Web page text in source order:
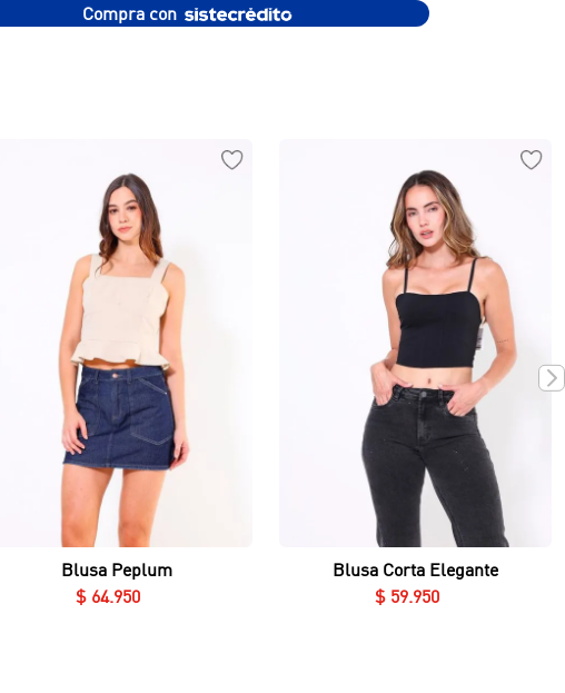
Compra con
Vista rápida
Blusa Peplum
$ 64.950
Vista rápida
Blusa Corta Elegante
$ 59.950